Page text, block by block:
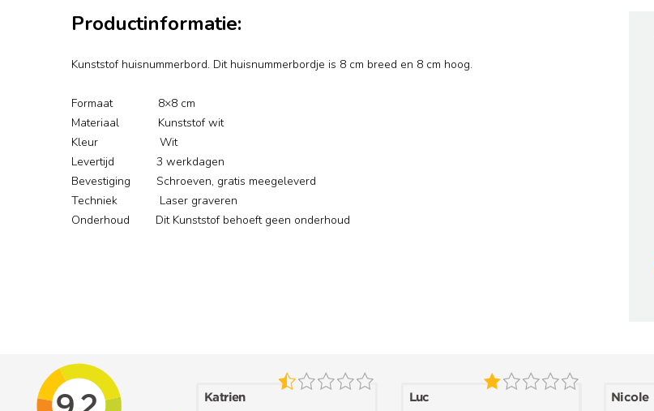
Productinformatie:
Kunststof huisnummerbord. Dit huisnummerbordje is 8 cm breed en 8 cm hoog.
Formaat 8×8 cm
Materiaal Kunststof wit
Kleur Wit
Levertijd 3 werkdagen
Bevestiging Schroeven, gratis meegeleverd
Techniek Laser graveren
Onderhoud Dit Kunststof behoeft geen onderhoud